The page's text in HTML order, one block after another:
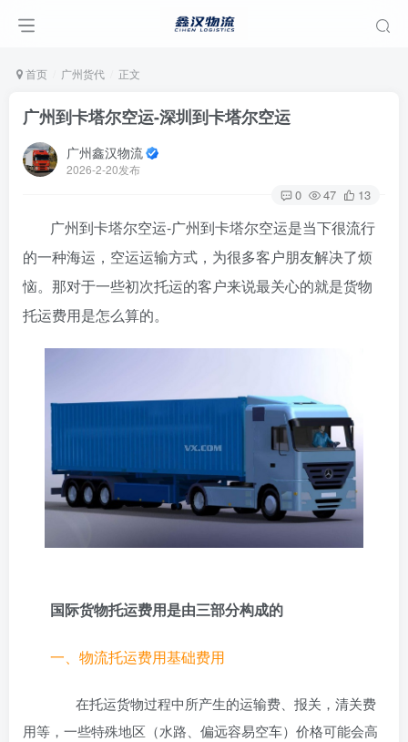
首页 广州货代 正文
广州到卡塔尔空运-深圳到卡塔尔空运
广州鑫汉物流
2026-2-20发布
0 47 13
广州到卡塔尔空运-广州到卡塔尔空运是当下很流行
的一种海运，空运运输方式，为很多客户朋友解决了烦
恼。那对于一些初次托运的客户来说最关心的就是货物
托运费用是怎么算的。
国际货物托运费用是由三部分构成的
一、物流托运费用基础费用
在托运货物过程中所产生的运输费、报关，清关费
用等，一些特殊地区（水路、偏远容易空车）价格可能会高